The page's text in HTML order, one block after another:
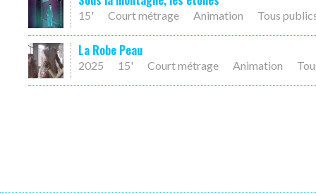
15' Court métrage Animation Tous
La Robe Peau
2025 15' Court métrage Animation